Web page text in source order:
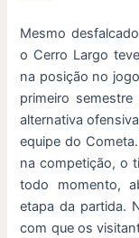
Mesmo
o Cerro Largo
na posição no
primeiro
alternativa
equipe do
na competição, o
todo momento,
etapa da partida.
com que os